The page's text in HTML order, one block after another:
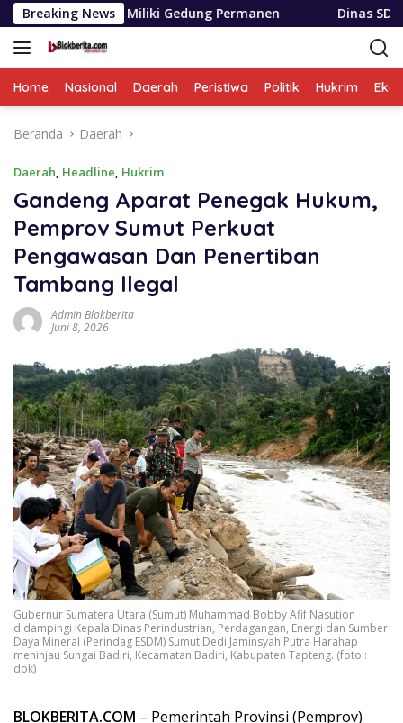
Langsung
ke
konten
Breaking News
Gedung Permanen Dinas SDABMBK Medan
Home Nasional Daerah Peristiwa Politik Hukrim
Beranda Daerah
Daerah, Headline, Hukrim
Gandeng Aparat Penegak Hukum,
Pemprov Sumut Perkuat
Pengawasan Dan Penertiban
Tambang Ilegal
Admin Blokberita
Juni 8, 2026
Gubernur Sumatera Utara (Sumut) Muhammad Bobby Afif Nasution
didampingi Kepala Dinas Perindustrian, Perdagangan, Energi dan Sumber
Daya Mineral (Perindag ESDM) Sumut Dedi Jaminsyah Putra Harahap
meninjau Sungai Badiri, Kecamatan Badiri, Kabupaten Tapteng. (foto :
dok)
BLOKBERITA.COM – Pemerintah Provinsi (Pemprov)